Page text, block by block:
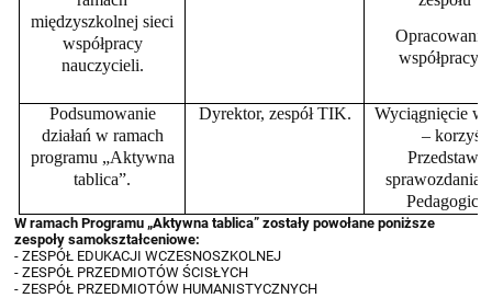
międzyszkolnej sieci
współpracy
nauczycieli.
współpracy/
Podsumowanie
działań w ramach
programu „Aktywna
tablica”.
Dyrektor, zespół TIK.
Wyciągnięcie
–
sprawozdania
W ramach Programu „Aktywna tablica” zostały powołane poniższe
zespoły samokształceniowe:
- ZESPÓŁ EDUKACJI WCZESNOSZKOLNEJ
- ZESPÓŁ PRZEDMIOTÓW ŚCISŁYCH
- ZESPÓŁ PRZEDMIOTÓW HUMANISTYCZNYCH